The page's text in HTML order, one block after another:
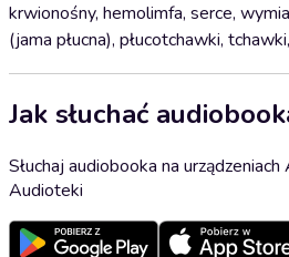
krwionośny, hemolimfa, serce,
(jama płucna), płucotchawki,
Jak słuchać
Słuchaj audiobooka na
Audioteki